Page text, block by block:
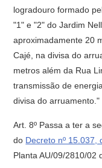
logradouro formado
"1" e "2" do Jardim
aproximadamente 20
Cajé, na divisa do
metros além da Rua
transmissão de
divisa do arruamento."
Art. 8º Passa a ter a
do Decreto nº 15.037,
Planta AU/09/2810/02